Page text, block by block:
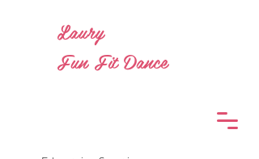
Laury
Fun Fit Dance